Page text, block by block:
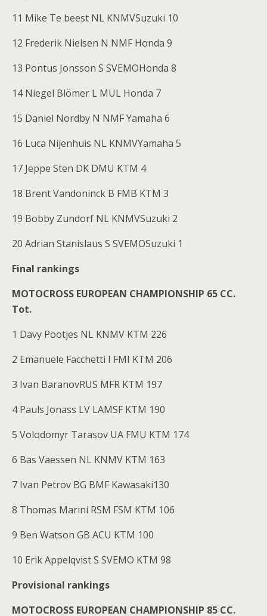
11 Mike Te beest NL KNMVSuzuki 10
12 Frederik Nielsen N NMF Honda 9
13 Pontus Jonsson S SVEMOHonda 8
14 Niegel Blömer L MUL Honda 7
15 Daniel Nordby N NMF Yamaha 6
16 Luca Nijenhuis NL KNMVYamaha 5
17 Jeppe Sten DK DMU KTM 4
18 Brent Vandoninck B FMB KTM 3
19 Bobby Zundorf NL KNMVSuzuki 2
20 Adrian Stanislaus S SVEMOSuzuki 1
Final rankings
MOTOCROSS EUROPEAN CHAMPIONSHIP 65 CC.
Tot.
1 Davy Pootjes NL KNMV KTM 226
2 Emanuele Facchetti I FMI KTM 206
3 Ivan BaranovRUS MFR KTM 197
4 Pauls Jonass LV LAMSF KTM 190
5 Volodomyr Tarasov UA FMU KTM 174
6 Bas Vaessen NL KNMV KTM 163
7 Ivan Petrov BG BMF Kawasaki130
8 Thomas Marini RSM FSM KTM 106
9 Ben Watson GB ACU KTM 100
10 Erik Appelqvist S SVEMO KTM 98
Provisional rankings
MOTOCROSS EUROPEAN CHAMPIONSHIP 85 CC.